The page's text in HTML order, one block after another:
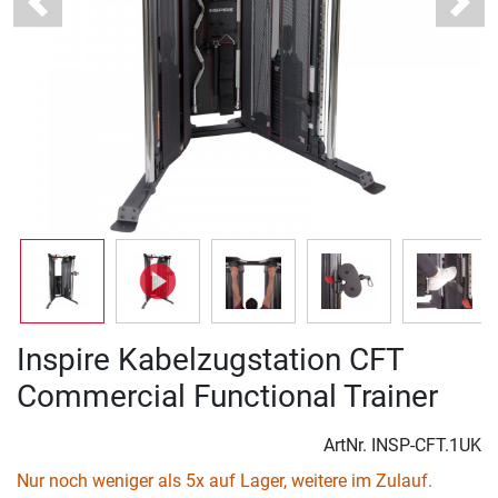
Previous Next
Inspire Kabelzugstation CFT
Commercial Functional Trainer
ArtNr. INSP-CFT.1UK
Nur noch weniger als 5x auf Lager, weitere im Zulauf.